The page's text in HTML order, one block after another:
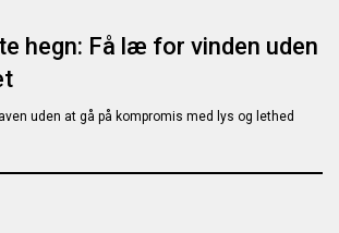
hegn: Få læ for vinden uden
uden at gå på kompromis med lys og lethed